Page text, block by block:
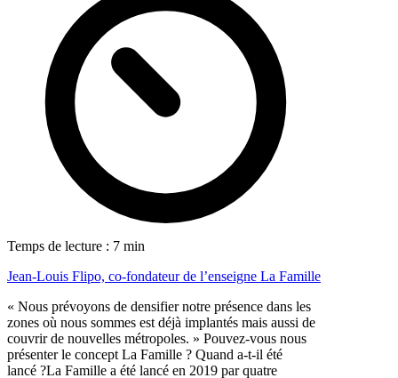
Temps de lecture : 7 min
Jean-Louis Flipo, co-fondateur de l’enseigne La Famille
« Nous prévoyons de densifier notre présence dans les
zones où nous sommes est déjà implantés mais aussi de
couvrir de nouvelles métropoles. » Pouvez-vous nous
présenter le concept La Famille ? Quand a-t-il été
lancé ?La Famille a été lancé en 2019 par quatre